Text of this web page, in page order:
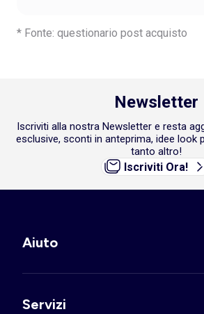
* Fonte: questionario post acquisto
Newsletter
Iscriviti alla nostra Newsletter e resta
esclusive, sconti in anteprima, idee look
tanto altro!
Iscriviti Ora!
Aiuto
Servizi